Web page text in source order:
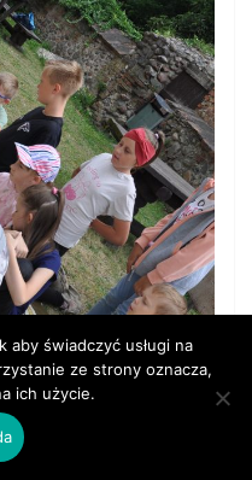
aby świadczyć usługi na
ze strony oznacza,
ich użycie.